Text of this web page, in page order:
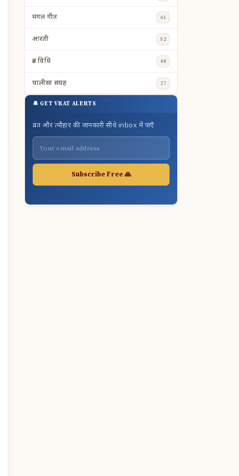
मंगल गीत 61
आरती 52
व्रत विधि 48
चालीसा संग्रह 27
🔔 GET VRAT ALERTS
व्रत और त्यौहार की जानकारी सीधे inbox में पाएँ
Subscribe Free 🙏